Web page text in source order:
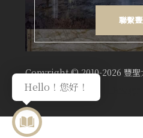
聯繫
Copyright © 2010-2026 豐聖
Rights Reserved.
使用條款 |隱私政策
Hello！您好！